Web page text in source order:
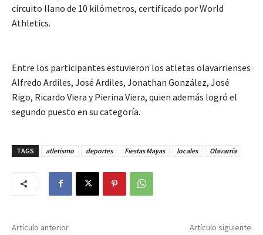
circuito llano de 10 kilómetros, certificado por World
Athletics.
Entre los participantes estuvieron los atletas olavarrienses
Alfredo Ardiles, José Ardiles, Jonathan González, José
Rigo, Ricardo Viera y Pierina Viera, quien además logró el
segundo puesto en su categoría.
TAGS atletismo deportes Fiestas Mayas locales Olavarría
Artículo anterior Artículo siguiente